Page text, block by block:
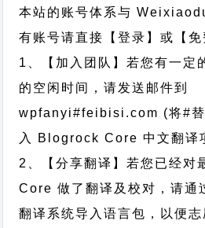
本站的账号体系与
有账号请直接【登录】或【免
1、【加入团队】若您有一定
的空闲时间，请发送邮件到
wpfanyi#feibisi.com (将#替
入 Blogrock Core 中文翻译
2、【分享翻译】若您已经
Core 做了翻译及校对，请
翻译系统导入语言包，以便